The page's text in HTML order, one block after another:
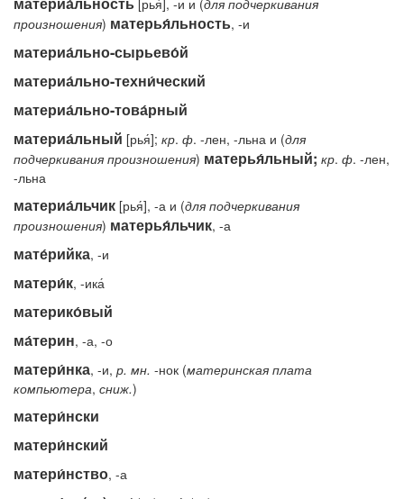
[рья́], -и и (для подчеркивания
произношения) матерья́льность, -и
материа́льно-сырьево́й
материа́льно-техни́ческий
материа́льно-това́рный
материа́льный [рья́]; кр. ф. -лен, -льна и (для
подчеркивания произношения) матерья́льный; кр. ф. -лен,
-льна
материа́льчик [рья́], -а и (для подчеркивания
произношения) матерья́льчик, -а
мате́рийка, -и
матери́к, -ика́
материко́вый
ма́терин, -а, -о
матери́нка, -и, р. мн. -нок (материнская плата
компьютера, сниж.)
матери́нски
матери́нский
матери́нство, -а